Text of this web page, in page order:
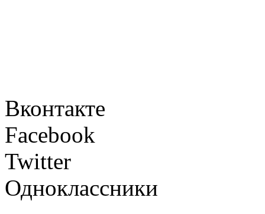
Вконтакте
Facebook
Twitter
Одноклассники